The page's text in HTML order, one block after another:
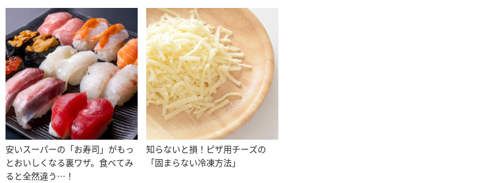
安いスーパーの「お寿司」がもっ
とおいしくなる裏ワザ。食べてみ
ると全然違う…！
知らないと損！ピザ用チーズの
「固まらない冷凍方法」